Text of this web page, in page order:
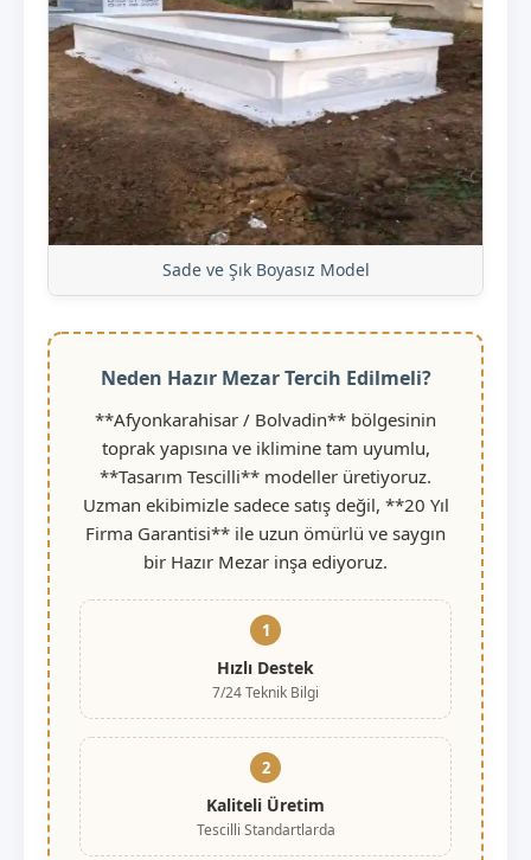
Sade ve Şık Boyasız Model
Neden Hazır Mezar Tercih Edilmeli?
**Afyonkarahisar / Bolvadin** bölgesinin
toprak yapısına ve iklimine tam uyumlu,
**Tasarım Tescilli** modeller üretiyoruz.
Uzman ekibimizle sadece satış değil, **20 Yıl
Firma Garantisi** ile uzun ömürlü ve saygın
bir Hazır Mezar inşa ediyoruz.
1
Hızlı Destek
7/24 Teknik Bilgi
2
Kaliteli Üretim
Tescilli Standartlarda